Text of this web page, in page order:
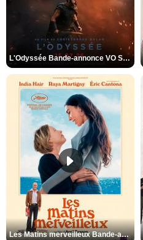
L'Odyssée Bande-annonce VO STFR
Les Matins merveilleux Bande-annonce VF